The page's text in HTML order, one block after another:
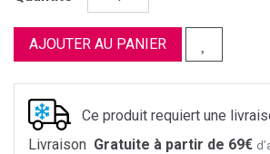
AJOUTER AU PANIER
Ce produit requiert une
Livraison Gratuite à partir de 69€